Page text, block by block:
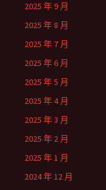
2025 年 9 月
2025 年 8 月
2025 年 7 月
2025 年 6 月
2025 年 5 月
2025 年 4 月
2025 年 3 月
2025 年 2 月
2025 年 1 月
2024 年 12 月